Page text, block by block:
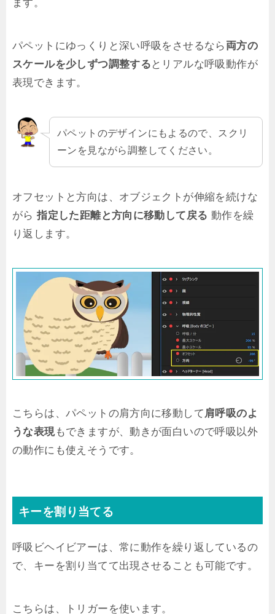
ます。
パペットにゆっくりと深い呼吸をさせるなら 両方の
スケールを少しずつ調整する とリアルな呼吸動作が
表現できます。
パペットのデザインにもよるので、スクリ
ーンを見ながら調整してください。
オフセットと方向は、オブジェクトが伸縮を続けな
がら指定した距離と方向に移動して戻る 動作を繰
り返します。
こちらは、パペットの肩方向に移動して肩呼吸のよ
うな表現もできますが、動きが面白いので呼吸以外
の動作にも使えそうです。
キーを割り当てる
呼吸ビヘイビアーは、常に動作を繰り返しているの
で、キーを割り当てて出現させることも可能です。
こちらは、トリガーを使います。